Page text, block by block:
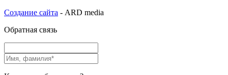
Создание сайта - ARD media
Обратная связь